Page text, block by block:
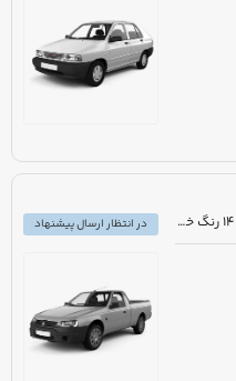
مزایده دولتی خودرو وانت آریسان 2 مدل 1402 رنگ خاکستری متالیک
در انتظار ارسال پیشنهاد